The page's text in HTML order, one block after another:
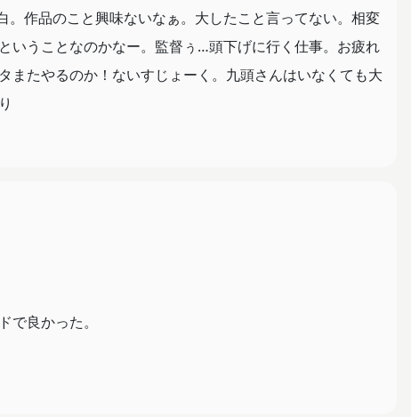
作品のこと興味ないなぁ。大したこと言ってない。相変
いうことなのかなー。監督ぅ…頭下げに行く仕事。お疲れ
たやるのか！ないすじょーく。九頭さんはいなくても大
良かった。